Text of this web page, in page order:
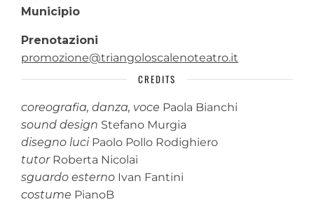
Municipio
Prenotazioni
promozione@triangoloscalenoteatro.it
CREDITS
coreografia, danza, voce Paola Bianchi
sound design Stefano Murgia
disegno luciPaolo Pollo Rodighiero
tutorRoberta Nicolai
sguardo esterno Ivan Fantini
costume PianoB